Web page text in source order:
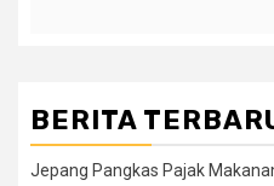
BERITA
Jepang Pangkas Pajak